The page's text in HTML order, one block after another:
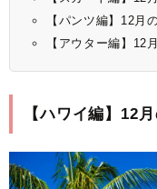
【パンツ編】12月
【アウター編】12
【ハワイ編】12